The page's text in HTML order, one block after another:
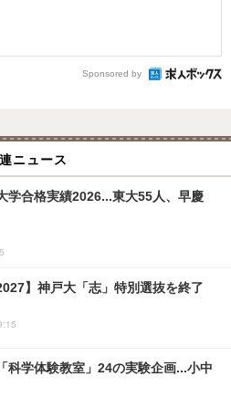
Sponsored by
ニュース
学合格実績2026...東大55人、早慶
】神戸大「志」特別選抜を終了
科学体験教室」24の実験企画...小中